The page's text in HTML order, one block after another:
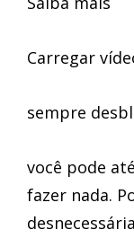
Carregar
sempre
você pode
fazer nada.